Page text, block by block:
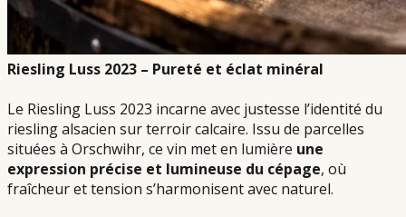
Riesling Luss 2023 – Pureté et éclat minéral
Le Riesling Luss 2023 incarne avec justesse l’identité du
riesling alsacien sur terroir calcaire. Issu de parcelles
situées à Orschwihr, ce vin met en lumière une
expression précise et lumineuse du cépage, où
fraîcheur et tension s’harmonisent avec naturel.